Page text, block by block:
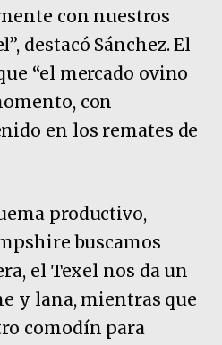
con nuestros
destacó Sánchez. El
“el mercado ovino
con
en los remates de
productivo,
buscamos
el Texel nos da un
y lana, mientras que
comodín para